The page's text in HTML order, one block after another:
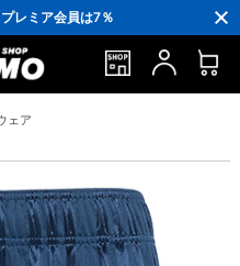
レミア会員は7％
クーポン」プレゼント！
ズケースプレゼント！
で送料無料！
ェア